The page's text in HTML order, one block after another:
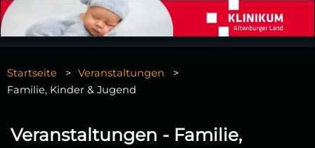
Startseite
Veranstaltungen
Familie, Kinder & Jugend
Veranstaltungen - Familie,